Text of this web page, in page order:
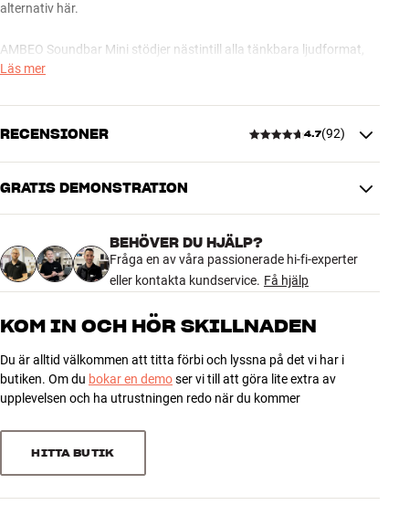
alternativ här.
AMBEO Soundbar Mini stödjer nästintill alla tänkbara ljudformat,
inklusive Dolby Atmos och DTS:X som också ger dig en höjdkänsla i
ljudet och rumskänslan efter din egen smak och med HDMI-
anslutning reglerar du ljudstyrkan från din TV:s fjärrkontroll, så den
dagliga användningen flyter på precis som vanligt. Allt sköts helt
automatiskt, inklusive på/av.
Läs mer
RECENSIONER 4.7(92)
4.7
92 recensioner
3
2
Sortera efter
GRATIS DEMONSTRATION
BEHÖVER DU HJÄLP?
Fråga en av våra passionerade hi-fi-experter
eller kontakta kundservice. Få hjälp
KOM IN OCH HÖR SKILLNADEN
Du är alltid välkommen att titta förbi och lyssna på det vi har i
butiken. Om du bokar en demoser vi till att göra lite extra av
upplevelsen och ha utrustningen redo när du kommer
HITTA BUTIK